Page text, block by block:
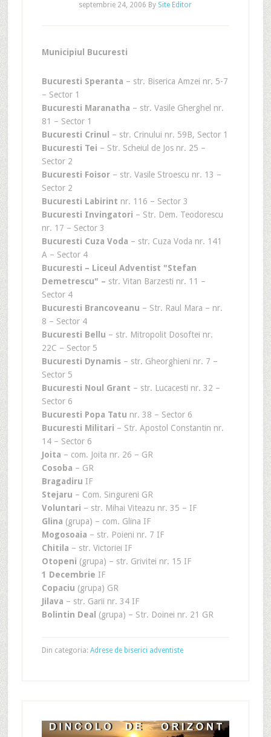
septembrie 24, 2006 By Site Editor
Municipiul Bucuresti
Bucuresti Speranta – str. Biserica Amzei nr. 5-7
– Sector 1
Bucuresti Maranatha – str. Vasile Gherghel nr.
81 – Sector 1
Bucuresti Crinul
– str. Crinului nr. 59B, Sector 1
Bucuresti Tei – Str. Scheiul de Jos nr. 25 –
Sector 2
Bucuresti Foisor– str. Vasile Stroescu nr. 13 –
Sector 2
Bucuresti Labirint nr. 116 – Sector 3
Bucuresti Invingatori – Str. Dem. Teodorescu
nr. 17 – Sector 3
Bucuresti Cuza Voda – str. Cuza Voda nr. 141
A – Sector 4
Bucuresti – Liceul Adventist "Stefan
Demetrescu" – str. Vitan Barzesti nr. 11 –
Sector 4
Bucuresti Brancoveanu – Str. Raul Mara – nr.
8 – Sector 4
Bucuresti Bellu – str. Mitropolit Dosoftei nr.
22C – Sector 5
Bucuresti Dynamis– str. Gheorghieni nr. 7 –
Sector 5
Bucuresti Noul Grant – str. Lucacesti nr. 32 –
Sector 6
Bucuresti Popa Tatu nr. 38 – Sector 6
Bucuresti Militari – Str. Apostol Constantin nr.
14 – Sector 6
Joita – com. Joita nr. 26 – GR
Cosoba – GR
Bragadiru IF
Stejaru – Com. Singureni GR
Voluntari – str. Mihai Viteazu nr. 35 – IF
Glina (grupa) – com. Glina IF
Mogosoaia – str. Poieni nr. 7 IF
Chitila – str. Victoriei IF
Otopeni (grupa) – str. Grivitei nr. 15 IF
1 Decembrie IF
Copaciu (grupa) GR
Jilava – str. Garii nr. 34 IF
Bolintin Deal
(grupa) – Str. Doinei nr. 21 GR
Din categoria: Adrese de biserici adventiste